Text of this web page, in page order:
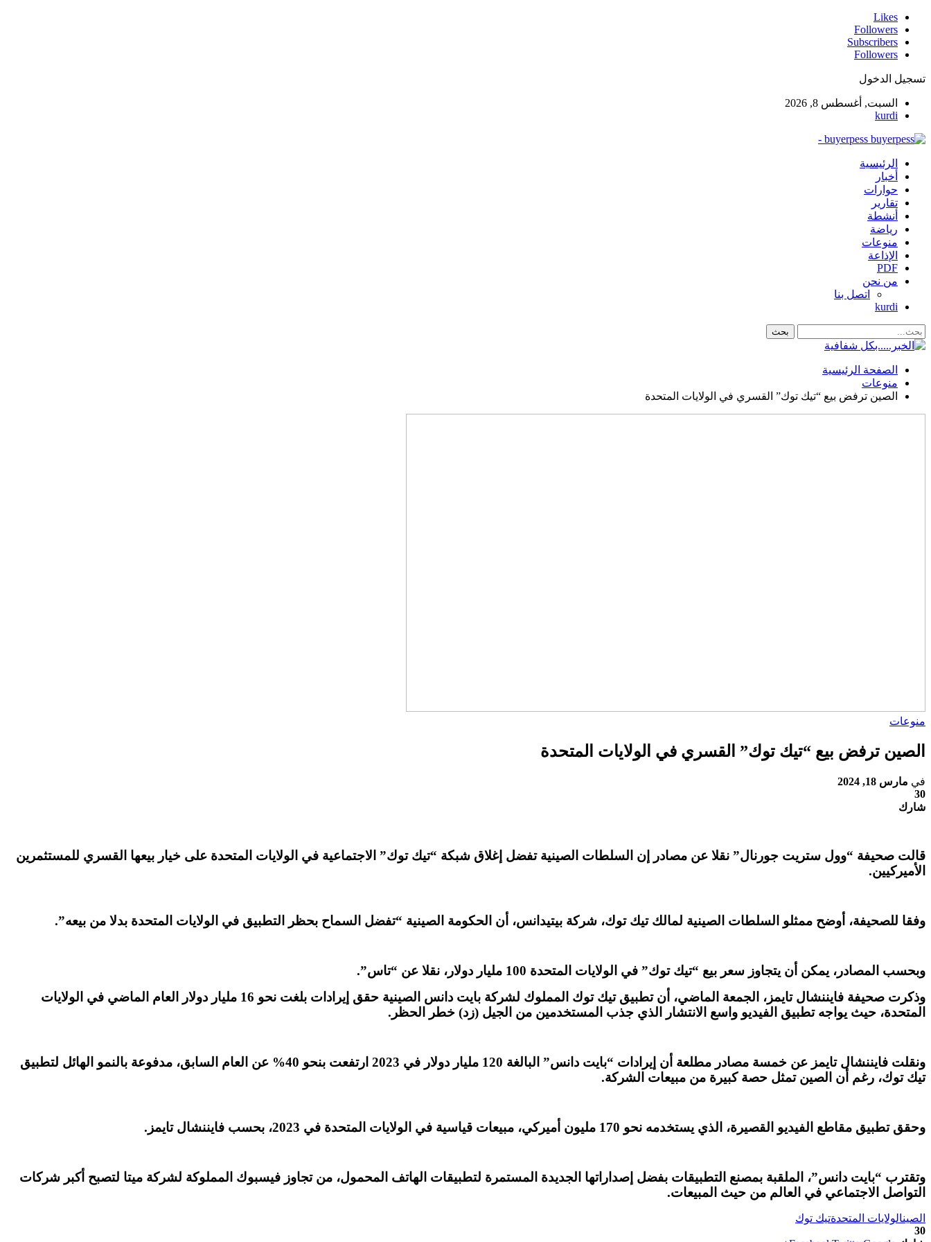
Likes
Followers
Subscribers
Followers
تسجيل الدخول
السبت, أغسطس 8, 2026
kurdi
buyerpess -
الرئيسية
أخبار
حوارات
تقارير
أنشطة
رياضة
منوعات
الإذاعة
PDF
من نحن
اتصل بنا
kurdi
الصفحة الرئيسية
منوعات
الصين ترفض بيع “تيك توك” القسري في الولايات المتحدة
منوعات
الصين ترفض بيع “تيك توك” القسري في الولايات المتحدة
في مارس 18, 2024
30
شارك
قالت صحيفة “وول ستريت جورنال” نقلا عن مصادر إن السلطات الصينية تفضل إغلاق شبكة “تيك توك” الاجتماعية في الولايات المتحدة على خيار بيعها القسري للمستثمرين
الأميركيين.
وفقا للصحيفة، أوضح ممثلو السلطات الصينية لمالك تيك توك، شركة بيتيدانس، أن الحكومة الصينية “تفضل السماح بحظر التطبيق في الولايات المتحدة بدلا من بيعه”.
وبحسب المصادر، يمكن أن يتجاوز سعر بيع “تيك توك” في الولايات المتحدة 100 مليار دولار، نقلا عن “تاس”.
وذكرت صحيفة فايننشال تايمز، الجمعة الماضي، أن تطبيق تيك توك المملوك لشركة بايت دانس الصينية حقق إيرادات بلغت نحو 16 مليار دولار العام الماضي في الولايات
المتحدة، حيث يواجه تطبيق الفيديو واسع الانتشار الذي جذب المستخدمين من الجيل (زد) خطر الحظر.
ونقلت فايننشال تايمز عن خمسة مصادر مطلعة أن إيرادات “بايت دانس” البالغة 120 مليار دولار في 2023 ارتفعت بنحو 40% عن العام السابق، مدفوعة بالنمو الهائل لتطبيق
تيك توك، رغم أن الصين تمثل حصة كبيرة من مبيعات الشركة.
وحقق تطبيق مقاطع الفيديو القصيرة، الذي يستخدمه نحو 170 مليون أميركي، مبيعات قياسية في الولايات المتحدة في 2023، بحسب فايننشال تايمز.
وتقترب “بايت دانس”، الملقبة بمصنع التطبيقات بفضل إصداراتها الجديدة المستمرة لتطبيقات الهاتف المحمول، من تجاوز فيسبوك المملوكة لشركة ميتا لتصبح أكبر شركات
التواصل الاجتماعي في العالم من حيث المبيعات.
الصينالولايات المتحدةتيك توك
30